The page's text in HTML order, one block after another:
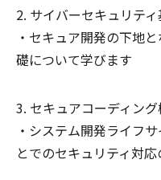
サイバーセキュリテ
セキュア開発の下地
礎について学びます
セキュアコーディン
システム開発ライフ
とでのセキュリティ対